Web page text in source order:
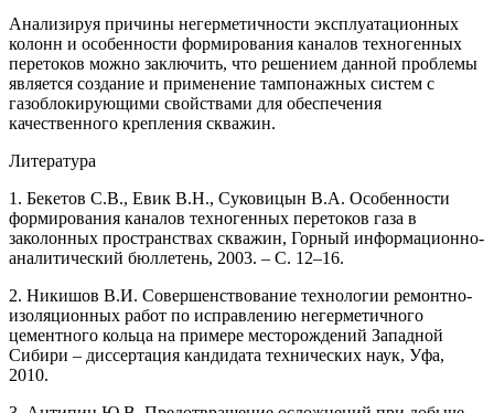
Анализируя причины негерметичности эксплуатационных
колонн и особенности формирования каналов техногенных
перетоков можно заключить, что решением данной проблемы
является создание и применение тампонажных систем с
газоблокирующими свойствами для обеспечения
качественного крепления скважин.
Литература
1. Бекетов С.В., Евик В.Н., Суковицын В.А. Особенности
формирования каналов техногенных перетоков газа в
заколонных пространствах скважин, Горный информационно-
аналитический бюллетень, 2003. – С. 12–16.
2. Никишов В.И. Совершенствование технологии ремонтно-
изоляционных работ по исправлению негерметичного
цементного кольца на примере месторождений Западной
Сибири – диссертация кандидата технических наук, Уфа,
2010.